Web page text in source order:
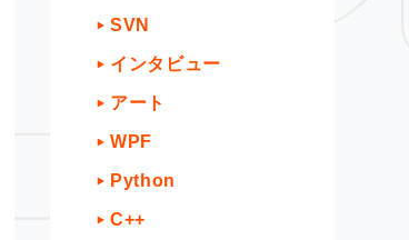
SVN
インタビュー
アート
WPF
Python
C++